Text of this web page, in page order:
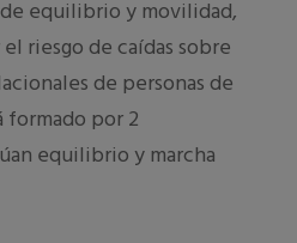
equilibrio y movilidad,
riesgo de caídas sobre
de personas de
formado por 2
equilibrio y marcha